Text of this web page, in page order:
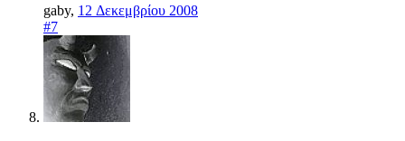
gaby, 12 Δεκεμβρίου 2008
#7